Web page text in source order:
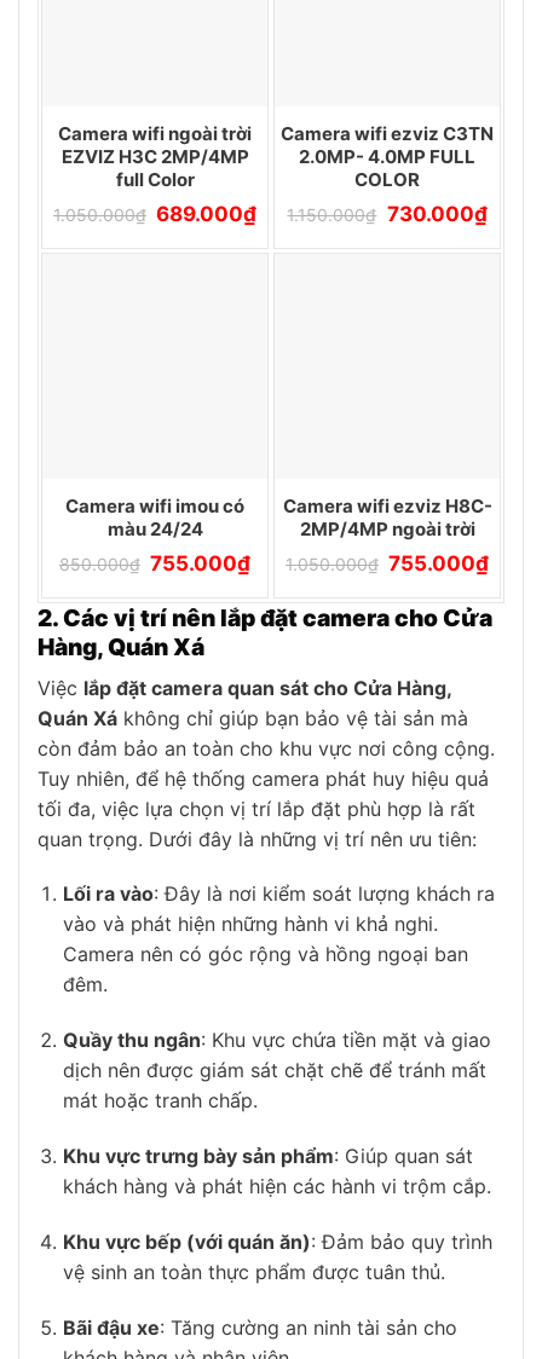
Camera wifi ngoài trời
EZVIZ H3C 2MP/4MP
full Color
1.050.000₫ Giá
gốc
là:
689.000₫Giá
tại
Camera wifi ezviz C3TN
2.0MP- 4.0MP FULL
COLOR
1.150.000₫ Giá
gốc
là:
730.000₫Giá
hiện
tại
Camera wifi imou có
màu 24/24
850.000₫ Giá
gốc
là:
850.000₫.
755.000₫Giá
tại
là:
755.000₫.
Camera wifi ezviz H8C-
2MP/4MP ngoài trời
1.050.000₫ Giá
gốc
là:
1.050.000₫.
755.000₫Giá
tại
là:
2. Các vị trí nên lắp đặt camera cho Cửa
Hàng, Quán Xá
Việc lắp đặt camera quan sát cho Cửa Hàng,
Quán Xá không chỉ giúp bạn bảo vệ tài sản mà
còn đảm bảo an toàn cho khu vực nơi công cộng.
Tuy nhiên, để hệ thống camera phát huy hiệu quả
tối đa, việc lựa chọn vị trí lắp đặt phù hợp là rất
quan trọng. Dưới đây là những vị trí nên ưu tiên:
Lối ra vào: Đây là nơi kiểm soát lượng khách ra
vào và phát hiện những hành vi khả nghi.
Camera nên có góc rộng và hồng ngoại ban
đêm.
Quầy thu ngân: Khu vực chứa tiền mặt và giao
dịch nên được giám sát chặt chẽ để tránh mất
mát hoặc tranh chấp.
Khu vực trưng bày sản phẩm: Giúp quan sát
khách hàng và phát hiện các hành vi trộm cắp.
Khu vực bếp (với quán ăn): Đảm bảo quy trình
vệ sinh an toàn thực phẩm được tuân thủ.
Bãi đậu xe: Tăng cường an ninh tài sản cho